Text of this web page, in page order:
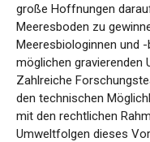
große Hoffnungen
Meeresboden zu
Meeresbiologinnen und
möglichen gravierenden
Zahlreiche
den technischen
mit den rechtlichen
Umweltfolgen dieses